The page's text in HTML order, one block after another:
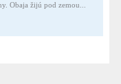
Obaja žijú pod zemou...